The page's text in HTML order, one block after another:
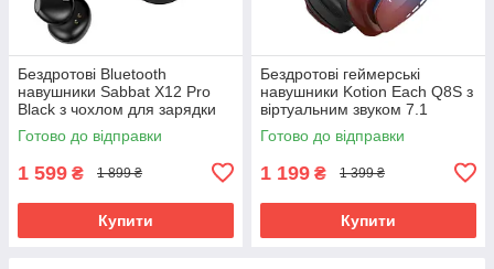
Бездротові Bluetooth
навушники Sabbat X12 Pro
Black з чохлом для зарядки
750 мАг (Чорний)
Готово до відправки
1 599 ₴ 1 899 ₴
Купити
Бездротові геймерські
навушники Kotion Each Q8S з
віртуальним звуком 7.1
(Червоно-синій)
Готово до відправки
1 199 ₴ 1 399 ₴
Купити